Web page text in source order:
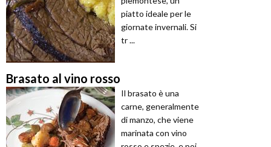
piatto ideale per le
giornate invernali. Si
tr ...
Brasato al vino rosso
Il brasato è una
carne, generalmente
di manzo, che viene
marinata con vino